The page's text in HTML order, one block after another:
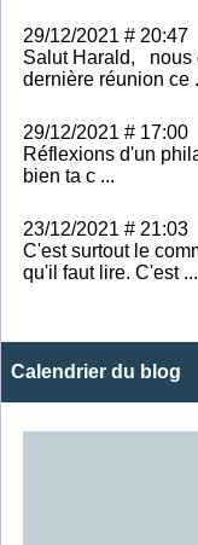
29/12/2021 # 20:47
Salut Harald, nous
dernière réunion ce
29/12/2021 # 17:00
Réflexions d'un
bien ta c ...
23/12/2021 # 21:03
C'est surtout le
qu'il faut lire. C'est ...
Calendrier du blog